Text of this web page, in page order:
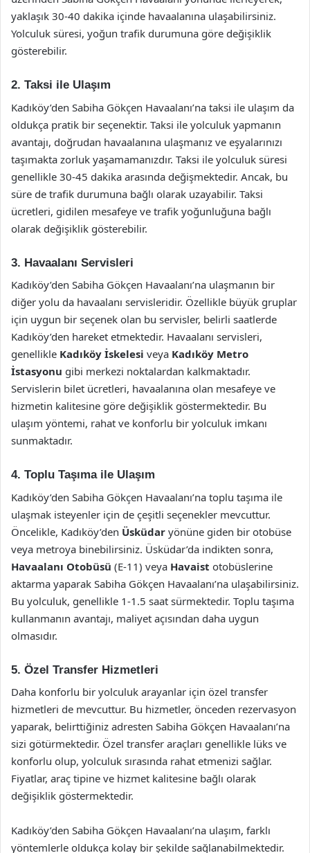
yaklaşık 30-40 dakika içinde havaalanına ulaşabilirsiniz.
Yolculuk süresi, yoğun trafik durumuna göre değişiklik
gösterebilir.
2. Taksi ile Ulaşım
Kadıköy’den Sabiha Gökçen Havaalanı’na taksi ile ulaşım da
oldukça pratik bir seçenektir. Taksi ile yolculuk yapmanın
avantajı, doğrudan havaalanına ulaşmanız ve eşyalarınızı
taşımakta zorluk yaşamamanızdır. Taksi ile yolculuk süresi
genellikle 30-45 dakika arasında değişmektedir. Ancak, bu
süre de trafik durumuna bağlı olarak uzayabilir. Taksi
ücretleri, gidilen mesafeye ve trafik yoğunluğuna bağlı
olarak değişiklik gösterebilir.
3. Havaalanı Servisleri
Kadıköy’den Sabiha Gökçen Havaalanı’na ulaşmanın bir
diğer yolu da havaalanı servisleridir. Özellikle büyük gruplar
için uygun bir seçenek olan bu servisler, belirli saatlerde
Kadıköy’den hareket etmektedir. Havaalanı servisleri,
genellikle Kadıköy İskelesi veya Kadıköy Metro
İstasyonu gibi merkezi noktalardan kalkmaktadır.
Servislerin bilet ücretleri, havaalanına olan mesafeye ve
hizmetin kalitesine göre değişiklik göstermektedir. Bu
ulaşım yöntemi, rahat ve konforlu bir yolculuk imkanı
sunmaktadır.
4. Toplu Taşıma ile Ulaşım
Kadıköy’den Sabiha Gökçen Havaalanı’na toplu taşıma ile
ulaşmak isteyenler için de çeşitli seçenekler mevcuttur.
Öncelikle, Kadıköy’den Üsküdar yönüne giden bir otobüse
veya metroya binebilirsiniz. Üsküdar’da indikten sonra,
Havaalanı Otobüsü (E-11) veya Havaist otobüslerine
aktarma yaparak Sabiha Gökçen Havaalanı’na ulaşabilirsiniz.
Bu yolculuk, genellikle 1-1.5 saat sürmektedir. Toplu taşıma
kullanmanın avantajı, maliyet açısından daha uygun
olmasıdır.
5. Özel Transfer Hizmetleri
Daha konforlu bir yolculuk arayanlar için özel transfer
hizmetleri de mevcuttur. Bu hizmetler, önceden rezervasyon
yaparak, belirttiğiniz adresten Sabiha Gökçen Havaalanı’na
sizi götürmektedir. Özel transfer araçları genellikle lüks ve
konforlu olup, yolculuk sırasında rahat etmenizi sağlar.
Fiyatlar, araç tipine ve hizmet kalitesine bağlı olarak
değişiklik göstermektedir.
Kadıköy’den Sabiha Gökçen Havaalanı’na ulaşım, farklı
yöntemlerle oldukça kolay bir şekilde sağlanabilmektedir.